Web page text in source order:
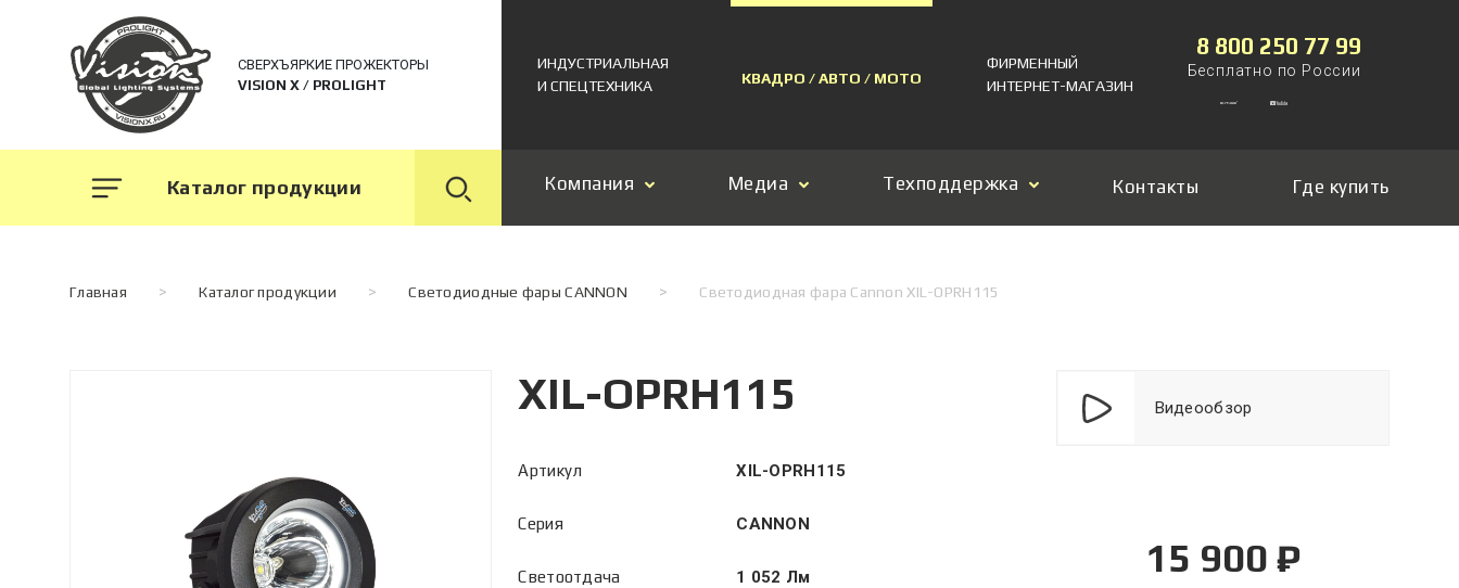
СВЕРХЪЯРКИЕ ПРОЖЕКТОРЫ
VISION X / PROLIGHT
ИНДУСТРИАЛЬНАЯ
И СПЕЦТЕХНИКА
КВАДРО / АВТО / МОТО
ФИРМЕННЫЙ
ИНТЕРНЕТ-МАГАЗИН
8 800 250 77 99
Бесплатно по России
Каталог продукции Компания Медиа Техподдержка Контакты Где купить
Главная > Каталог продукции > Светодиодные фары CANNON > Светодиодная фара Cannon XIL-OPRH115
XIL-OPRH115
Артикул XIL-OPRH115
Серия CANNON
Светоотдача 1 052 Лм
Видеообзор
15 900 ₽